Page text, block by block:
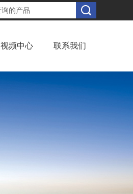
视频中心 联系我们